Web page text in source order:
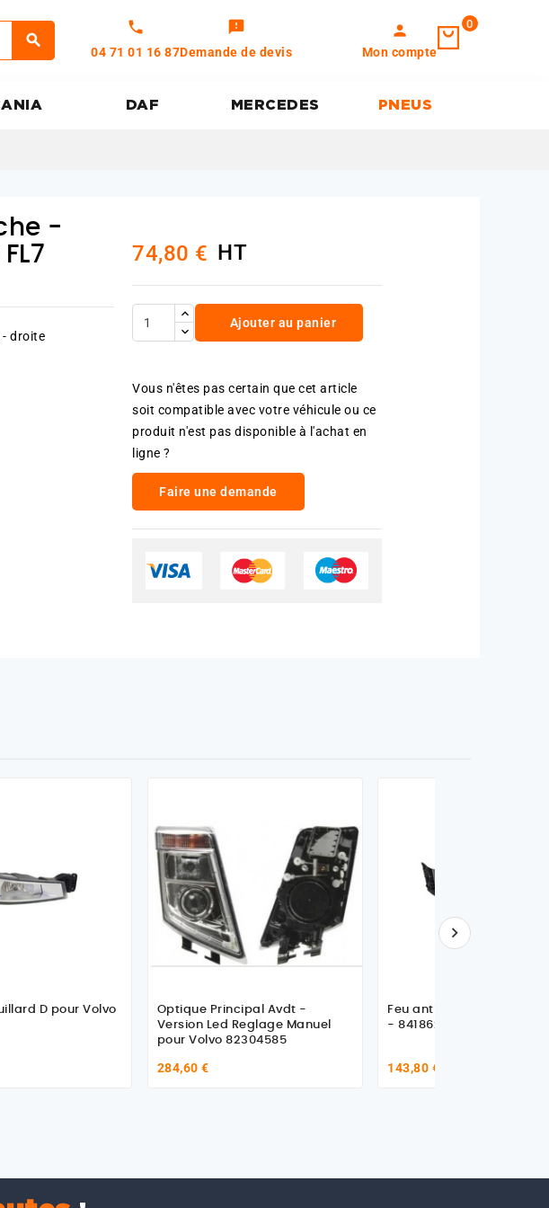
call
04 71 01 16 87
feedback
Demande de devis
person
Mon compte
0
DAF MERCEDES PNEUS
-
- droite
74,80 € HT
Ajouter au panier
Vous n'êtes pas certain que cet article
soit compatible avec votre véhicule ou ce
produit n'est pas disponible à l'achat en
ligne ?
Faire une demande
D pour Volvo
Optique Principal Avdt -
Version Led Reglage Manuel
pour Volvo 82304585
284,60 €
Feu antibrouillard G pour
- 84186279
143,80 €
